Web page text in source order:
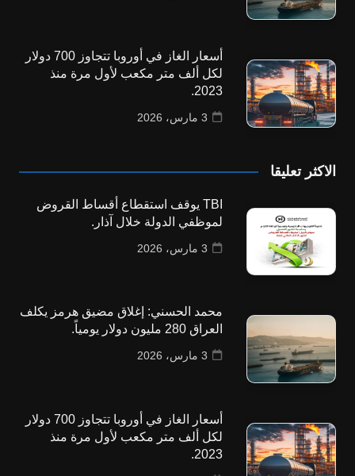
أسعار الغاز في أوروبا تتجاوز 700 دولار
لكل ألف متر مكعب لأول مرة منذ
2023.
3 مارس، 2026
الاكثر تعليقا
TBI يوقف استقطاع أقساط القروض
لموظفي الدولة خلال آذار.
3 مارس، 2026
محمد الحسني: إغلاق مضيق هرمز يكلف
العراق 280 مليون دولار يومياً.
3 مارس، 2026
أسعار الغاز في أوروبا تتجاوز 700 دولار
لكل ألف متر مكعب لأول مرة منذ
2023.